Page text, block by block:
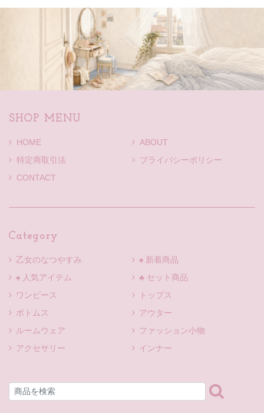
SHOP MENU
HOME
ABOUT
特定商取引法
プライバシーポリシー
CONTACT
Category
乙女のなつやすみ
♠ 新着商品
♠ 人気アイテム
♣ セット商品
ワンピース
トップス
ボトムス
アウター
ルームウェア
ファッション小物
アクセサリー
インナー